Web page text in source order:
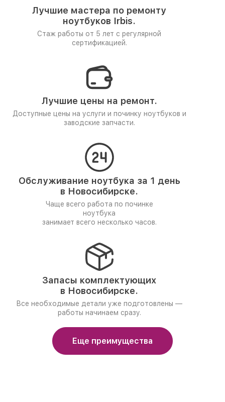
Лучшие мастера по ремонту
ноутбуков Irbis.
Стаж работы от 5 лет с регулярной
сертификацией.
Лучшие цены на ремонт.
Доступные цены на услуги и починку ноутбуков и
заводские запчасти.
Обслуживание ноутбука за 1 день
в Новосибирске.
Чаще всего работа по починке
ноутбука
занимает всего несколько часов.
Запасы комплектующих
в Новосибирске.
Все необходимые детали уже подготовлены —
работы начинаем сразу.
Еще преимущества